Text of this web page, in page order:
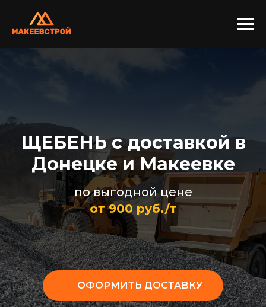
ЩЕБЕНЬ с доставкой в
Донецке и Макеевке
по выгодной цене
от900 руб./т
ОФОРМИТЬ ДОСТАВКУ